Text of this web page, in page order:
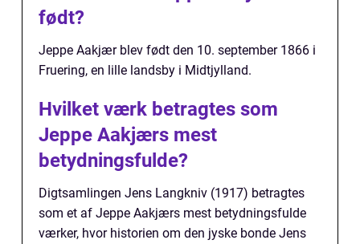
født?
Jeppe Aakjær blev født den 10. september 1866 i
Fruering, en lille landsby i Midtjylland.
Hvilket værk betragtes som
Jeppe Aakjærs mest
betydningsfulde?
Digtsamlingen Jens Langkniv (1917) betragtes
som et af Jeppe Aakjærs mest betydningsfulde
værker, hvor historien om den jyske bonde Jens